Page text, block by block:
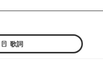
歌詞